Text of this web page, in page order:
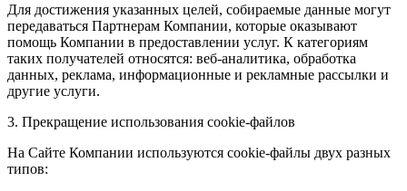
Для достижения указанных целей, собираемые данные могут
передаваться Партнерам Компании, которые оказывают
помощь Компании в предоставлении услуг. К категориям
таких получателей относятся: веб-аналитика, обработка
данных, реклама, информационные и рекламные рассылки и
другие услуги.
3. Прекращение использования cookie-файлов
На Сайте Компании используются cookie-файлы двух разных
типов: